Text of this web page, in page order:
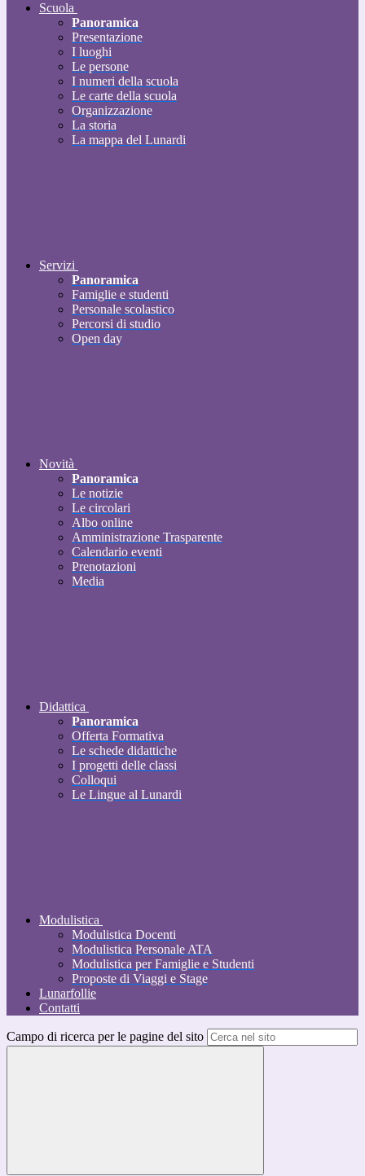
Scuola
Panoramica
Presentazione
I luoghi
Le persone
I numeri della scuola
Le carte della scuola
Organizzazione
La storia
La mappa del Lunardi
Servizi
Panoramica
Famiglie e studenti
Personale scolastico
Percorsi di studio
Open day
Novità
Panoramica
Le notizie
Le circolari
Albo online
Amministrazione Trasparente
Calendario eventi
Prenotazioni
Media
Didattica
Panoramica
Offerta Formativa
Le schede didattiche
I progetti delle classi
Colloqui
Le Lingue al Lunardi
Modulistica
Modulistica Docenti
Modulistica Personale ATA
Modulistica per Famiglie e Studenti
Proposte di Viaggi e Stage
Lunarfollie
Contatti
Campo di ricerca per le pagine del sito